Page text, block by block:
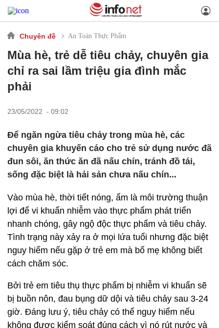
Chuyên đề An Toàn Thực Phẩm
Mùa hè, trẻ dễ tiêu chảy, chuyên gia
chỉ ra sai lầm triệu gia đình mắc
phải
23/05/2022 - 09:02
Để ngăn ngừa tiêu chảy trong mùa hè, các
chuyên gia khuyến cáo cho trẻ sử dụng nước đã
đun sôi, ăn thức ăn đã nấu chín, tránh đồ tái,
sống đặc biệt là hải sản chưa nấu chín...
Vào mùa hè, thời tiết nóng, ẩm là môi trường thuận
lợi để vi khuẩn nhiễm vào thực phẩm phát triển
nhanh chóng, gây ngộ độc thực phẩm và tiêu chảy.
Tình trạng này xảy ra ở mọi lứa tuổi nhưng đặc biệt
nguy hiểm nếu gặp ở trẻ em mà bố mẹ không biết
cách chăm sóc.
Bởi trẻ em tiêu thụ thực phẩm bị nhiễm vi khuẩn sẽ
bị buồn nôn, đau bụng dữ dội và tiêu chảy sau 3-24
giờ. Đáng lưu ý, tiêu chảy có thể nguy hiểm nếu
không được kiểm soát đúng cách vì nó rút nước và